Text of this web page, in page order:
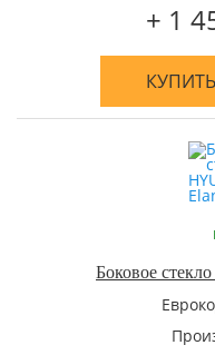
+ 1
Боковое